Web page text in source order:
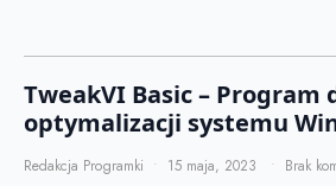
TweakVI Basic – Program
optymalizacji systemu
Redakcja Programki 15 maja, 2023 Brak